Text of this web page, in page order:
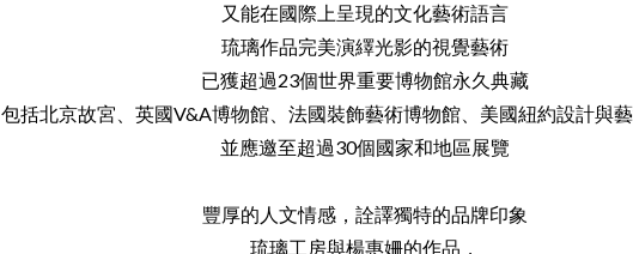
又能在國際上呈現的文化藝術語言
琉璃作品完美演繹光影的視覺藝術
已獲超過23個世界重要博物館永久典藏
包括北京故宮、英國V&A博物館、法國裝飾藝術博物館、美國紐約設計與
並應邀至超過30個國家和地區展覽
豐厚的人文情感，詮譯獨特的品牌印象
琉璃工房與楊惠姍的作品，